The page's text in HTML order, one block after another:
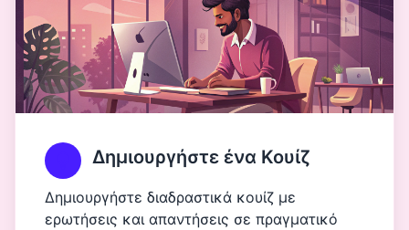
Δημιουργήστε ένα Κουίζ
Δημιουργήστε διαδραστικά κουίζ με
ερωτήσεις και απαντήσεις σε πραγματικό